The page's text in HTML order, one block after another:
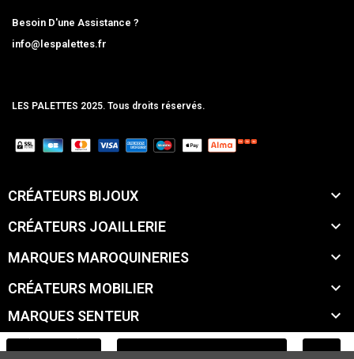
Besoin D'une Assistance ?
info@lespalettes.fr
LES PALETTES 2025. Tous droits réservés.
CRÉATEURS BIJOUX 
CRÉATEURS JOAILLERIE 
MARQUES MAROQUINERIES 
CRÉATEURS MOBILIER 
MARQUES SENTEUR 
